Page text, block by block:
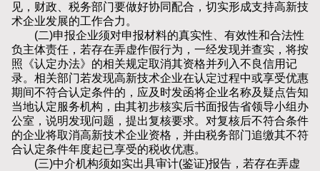
见，财政、税务部门要做好协同配合，切实形成支持高新技
术企业发展的工作合力。
(二)申报企业须对申报材料的真实性、有效性和合法性
负主体责任，若存在弄虚作假行为，一经发现并查实，将按
照《认定办法》的相关规定取消其资格并列入不良信用记
录。相关部门若发现高新技术企业在认定过程中或享受优惠
期间不符合认定条件的，应及时发函将企业名称及疑点告知
当地认定服务机构，由其初步核实后书面报告省领导小组办
公室，说明发现问题，提出复核要求。对复核后不符合条件
的企业将取消高新技术企业资格，并由税务部门追缴其不符
合认定条件年度起已享受的税收优惠。
(三)中介机构须如实出具审计(鉴证)报告，若存在弄虚